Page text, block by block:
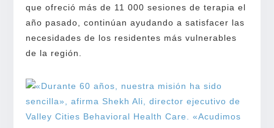
que ofreció más de 11 000 sesiones de terapia el
año pasado, continúan ayudando a satisfacer las
necesidades de los residentes más vulnerables
de la región.